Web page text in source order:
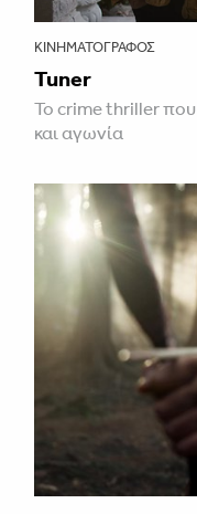
ΚΙΝΗΜΑΤΟΓΡΆΦΟΣ
Tuner
Το crime thriller που
και αγωνία